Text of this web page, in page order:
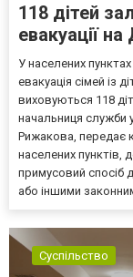
118 дітей
евакуації
У населених
евакуація сімей із
виховуються 118
начальниця служби
Рижакова, передає
населених пунктів,
примусовий спосіб
або іншими
Суспільство